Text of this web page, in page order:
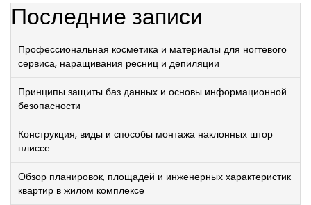
Последние записи
Профессиональная косметика и материалы для ногтевого
сервиса, наращивания ресниц и депиляции
Принципы защиты баз данных и основы информационной
безопасности
Конструкция, виды и способы монтажа наклонных штор
плиссе
Обзор планировок, площадей и инженерных характеристик
квартир в жилом комплексе